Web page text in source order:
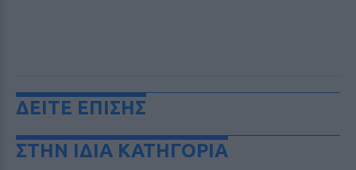
ΔΕΙΤΕ ΕΠΙΣΗΣ
ΣΤΗΝ ΙΔΙΑ ΚΑΤΗΓΟΡΙΑ